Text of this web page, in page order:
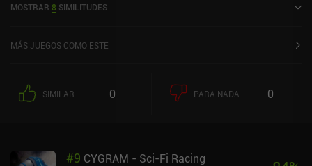
Wanted se lanzó en diciembre de 2017 y tiene actualmente una
App Store de iOS.
MOSTRAR 8 SIMILITUDES
MÁS JUEGOS COMO ESTE
SIMILAR 0 PARA NADA 0
#9 CYGRAM - Sci-Fi Racing